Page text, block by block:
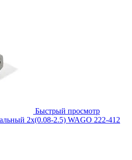
Быстрый просмотр
2х(0.08-2.5) WAGO 222-412